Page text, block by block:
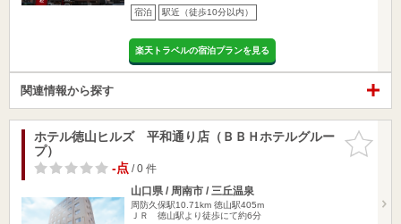
宿泊 駅近（徒歩10分以内）
楽天トラベルの宿泊プランを見る
関連情報から探す
お気に入
りに追加
ホテル徳山ヒルズ 平和通り店（ＢＢＨホテルグルー
プ）
-点/ 0 件
山口県 / 周南市 / 三丘温泉
周防久保駅10.71km 徳山駅405m
ＪＲ 徳山駅より徒歩にて約6分